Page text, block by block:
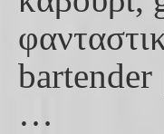
bartender
…